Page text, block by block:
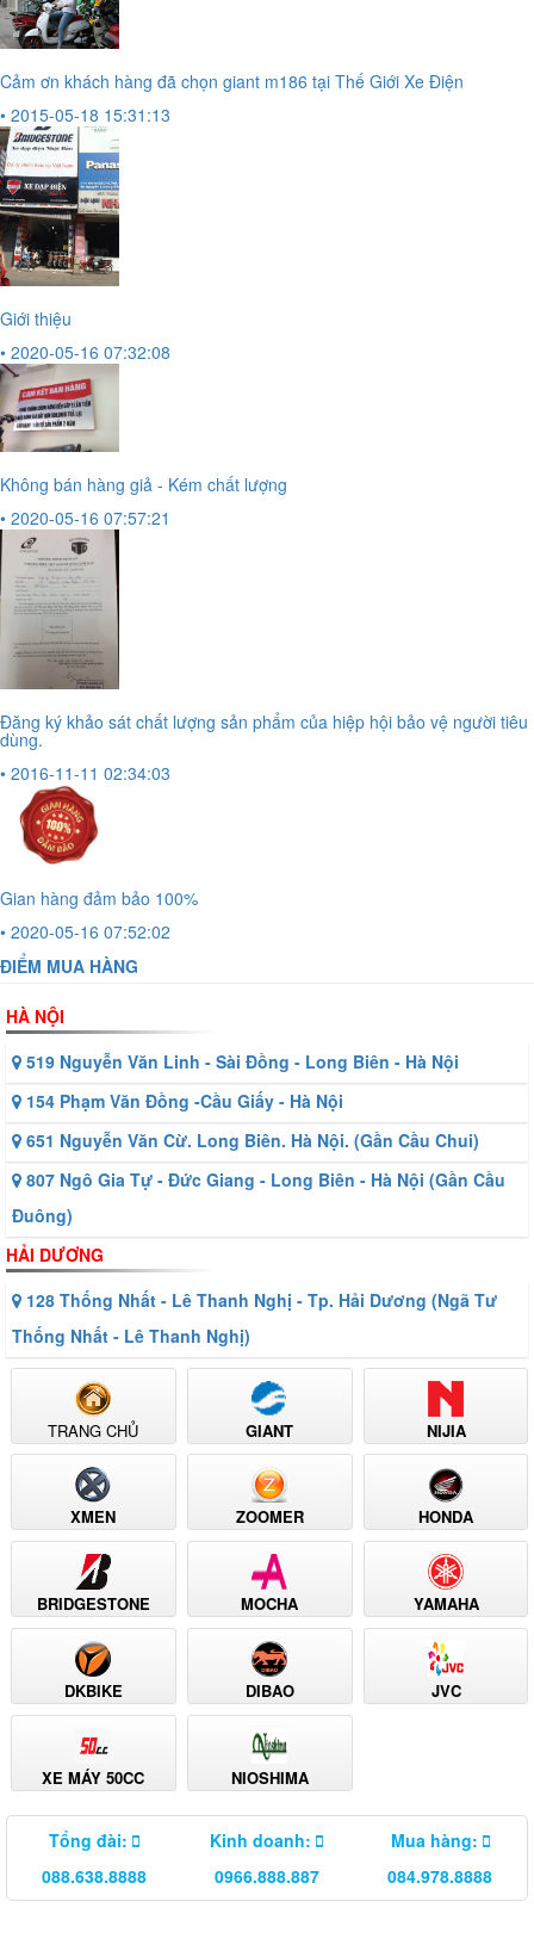
Cảm ơn khách hàng đã chọn giant m186 tại Thế Giới Xe Điện
• 2015-05-18 15:31:13
Giới thiệu
• 2020-05-16 07:32:08
Không bán hàng giả - Kém chất lượng
• 2020-05-16 07:57:21
Đăng ký khảo sát chất lượng sản phẩm của hiệp hội bảo vệ người tiêu
dùng.
• 2016-11-11 02:34:03
Gian hàng đảm bảo 100%
• 2020-05-16 07:52:02
ĐIỂM MUA HÀNG
HÀ NỘI
519 Nguyễn Văn Linh - Sài Đồng - Long Biên - Hà Nội
154 Phạm Văn Đồng -Cầu Giấy - Hà Nội
651 Nguyễn Văn Cừ. Long Biên. Hà Nội. (Gần Cầu Chui)
807 Ngô Gia Tự - Đức Giang - Long Biên - Hà Nội (Gần Cầu
Đuông)
HẢI DƯƠNG
128 Thống Nhất - Lê Thanh Nghị - Tp. Hải Dương (Ngã Tư
Thống Nhất - Lê Thanh Nghị)
TRANG CHỦ GIANT NIJIA
XMEN ZOOMER HONDA
BRIDGESTONE MOCHA YAMAHA
DKBIKE DIBAO JVC
XE MÁY 50CC NIOSHIMA
Tổng đài:
088.638.8888
Kinh doanh:
0966.888.887
Mua hàng:
084.978.8888